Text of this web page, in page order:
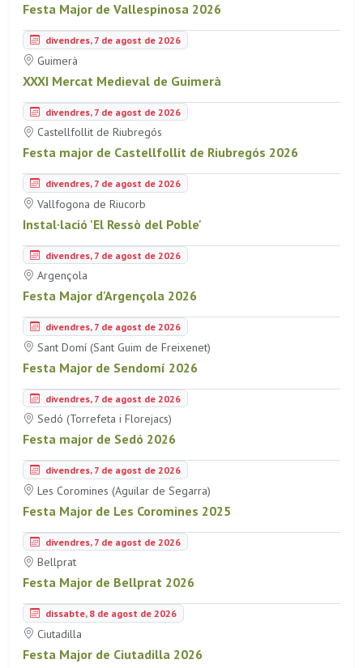
Festa Major de Vallespinosa 2026
divendres, 7 de agost de 2026
Guimerà
XXXI Mercat Medieval de Guimerà
divendres, 7 de agost de 2026
Castellfollit de Riubregós
Festa major de Castellfollit de Riubregós 2026
divendres, 7 de agost de 2026
Vallfogona de Riucorb
Instal·lació 'El Ressò del Poble'
divendres, 7 de agost de 2026
Argençola
Festa Major d'Argençola 2026
divendres, 7 de agost de 2026
Sant Domí (Sant Guim de Freixenet)
Festa Major de Sendomí 2026
divendres, 7 de agost de 2026
Sedó (Torrefeta i Florejacs)
Festa major de Sedó 2026
divendres, 7 de agost de 2026
Les Coromines (Aguilar de Segarra)
Festa Major de Les Coromines 2025
divendres, 7 de agost de 2026
Bellprat
Festa Major de Bellprat 2026
dissabte, 8 de agost de 2026
Ciutadilla
Festa Major de Ciutadilla 2026